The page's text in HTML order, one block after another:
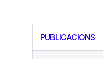
PUBLICACIONS